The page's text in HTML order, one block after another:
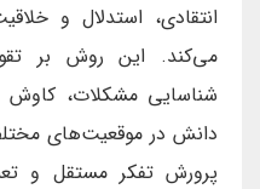
انتقادی، استدلال و
می‌کند. این روش بر
شناسایی مشکلات، کاوش
دانش در موقعیت‌های
پرورش تفکر مستقل و